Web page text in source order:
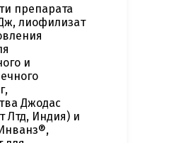
препарата
лиофилизат
и
Джодас
Лтд, Индия) и